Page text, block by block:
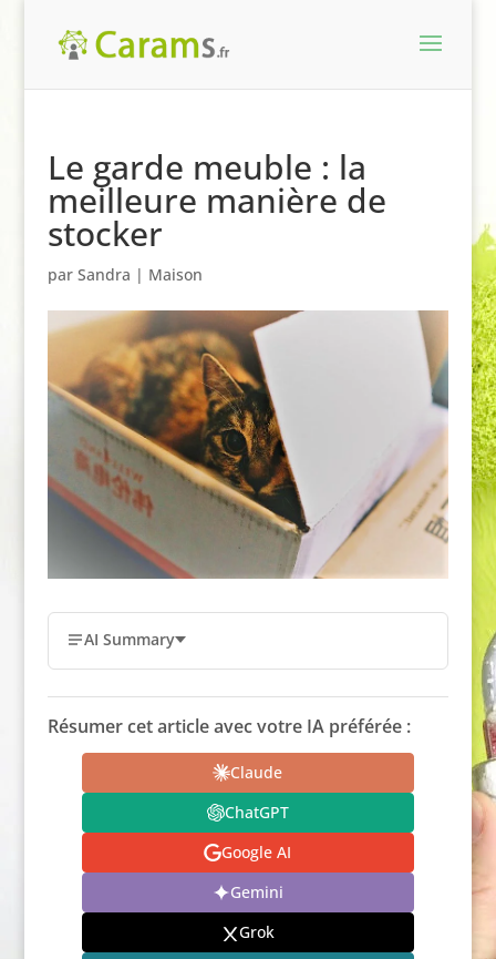
Le garde meuble : la
meilleure manière de
stocker
par Sandra | Maison
AI Summary
Résumer cet article avec votre IA préférée :
Claude
ChatGPT
Google AI
Gemini
Grok